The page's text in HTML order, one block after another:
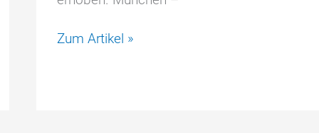
Millionen-
Zum Artikel »